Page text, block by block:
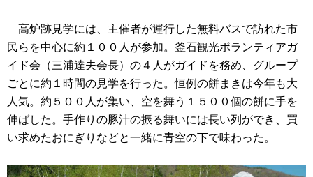
高炉跡見学には、主催者が運行した無料バスで訪れた市
民らを中心に約１００人が参加。釜石観光ボランティアガ
イド会（三浦達夫会長）の４人がガイドを務め、グループ
ごとに約１時間の見学を行った。恒例の餅まきは今年も大
人気。約５００人が集い、空を舞う１５００個の餅に手を
伸ばした。手作りの豚汁の振る舞いには長い列ができ、買
い求めたおにぎりなどと一緒に青空の下で味わった。